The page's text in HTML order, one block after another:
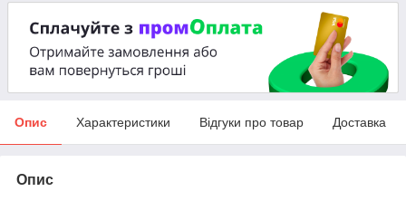
Опис Характеристики Відгуки про товар Доставка
Опис